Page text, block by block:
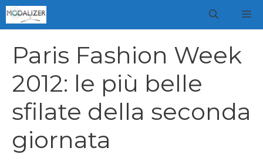
Vai
al
Paris Fashion Week
2012: le più belle
sfilate della seconda
giornata